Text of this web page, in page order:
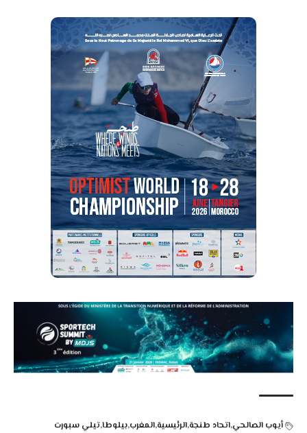
أيوب الصالحياتحاد طنجةالرئيسيةالمغرببيلوطا تيلي سبورت